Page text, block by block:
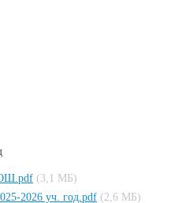
(3,1 МБ)
2026 уч. год.pdf (2,6 МБ)